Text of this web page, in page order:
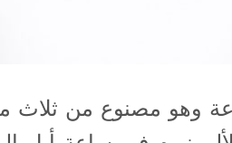
وهو مصنوع من ثلاث